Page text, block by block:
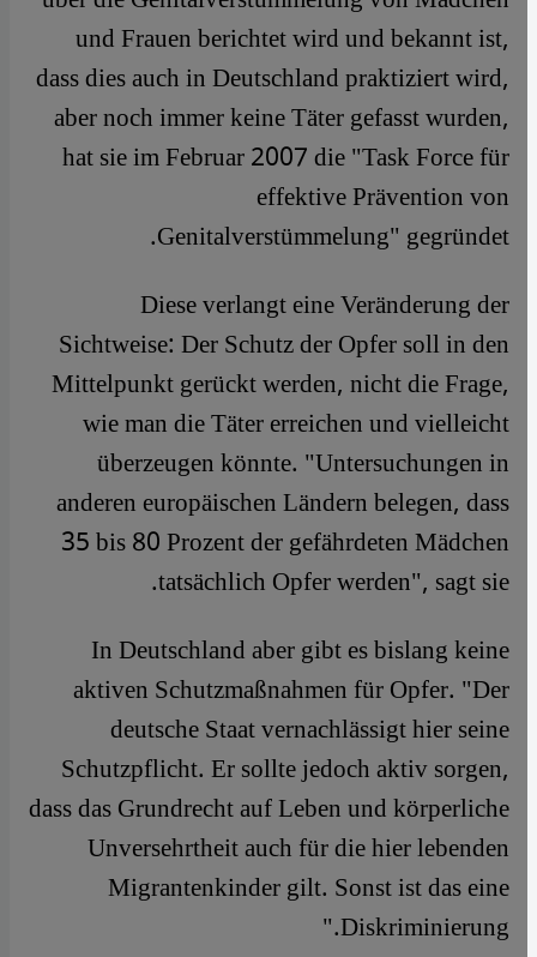
und Frauen berichtet wird und bekannt ist,
dass dies auch in Deutschland praktiziert wird,
aber noch immer keine Täter gefasst wurden,
hat sie im Februar 2007 die "Task Force für
effektive Prävention von
Genitalverstümmelung" gegründet.
Diese verlangt eine Veränderung der
Sichtweise: Der Schutz der Opfer soll in den
Mittelpunkt gerückt werden, nicht die Frage,
wie man die Täter erreichen und vielleicht
überzeugen könnte. "Untersuchungen in
anderen europäischen Ländern belegen, dass
35 bis 80 Prozent der gefährdeten Mädchen
tatsächlich Opfer werden", sagt sie.
In Deutschland aber gibt es bislang keine
aktiven Schutzmaßnahmen für Opfer. "Der
deutsche Staat vernachlässigt hier seine
Schutzpflicht. Er sollte jedoch aktiv sorgen,
dass das Grundrecht auf Leben und körperliche
Unversehrtheit auch für die hier lebenden
Migrantenkinder gilt. Sonst ist das eine
Diskriminierung."